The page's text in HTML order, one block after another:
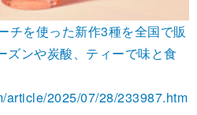
チを使った新作3種を全国で販
ズンや炭酸、ティーで味と食
article/2025/07/28/233987.htm